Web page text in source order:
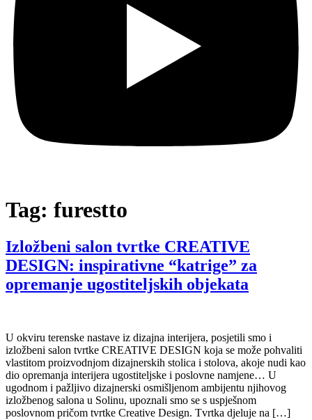
Tag: furestto
Izložbeni salon tvrtke CREATIVE
DESIGN: inspirativne “katrige” za
opremanje ugostiteljskih objekata
U okviru terenske nastave iz dizajna interijera, posjetili smo i
izložbeni salon tvrtke CREATIVE DESIGN koja se može pohvaliti
vlastitom proizvodnjom dizajnerskih stolica i stolova, akoje nudi kao
dio opremanja interijera ugostiteljske i poslovne namjene… U
ugodnom i pažljivo dizajnerski osmišljenom ambijentu njihovog
izložbenog salona u Solinu, upoznali smo se s uspješnom
poslovnom pričom tvrtke Creative Design. Tvrtka djeluje na […]